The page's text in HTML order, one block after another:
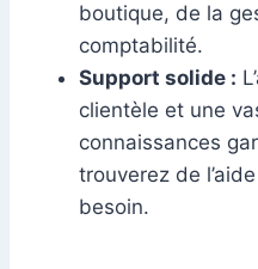
boutique, de la
comptabilité.
Support solide :
clientèle et une
connaissances
trouverez de
besoin.